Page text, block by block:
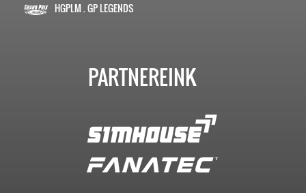
HGPLM . GP LEGENDS
PARTNEREINK